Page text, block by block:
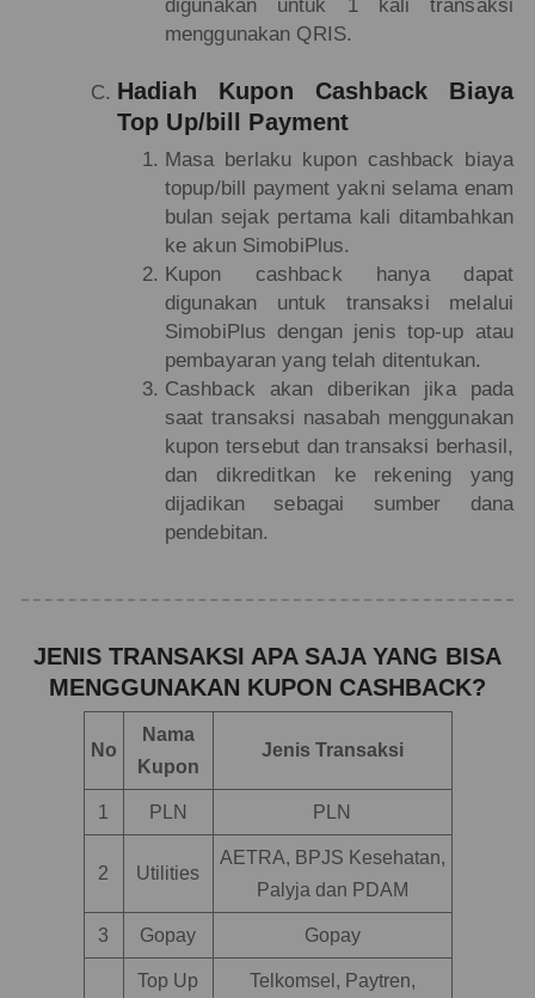
digunakan untuk 1 kali transaksi
menggunakan QRIS.
Hadiah Kupon Cashback Biaya
Top Up/bill Payment
Masa berlaku kupon cashback biaya
topup/bill payment yakni selama enam
bulan sejak pertama kali ditambahkan
ke akun SimobiPlus.
Kupon cashback hanya dapat
digunakan untuk transaksi melalui
SimobiPlus dengan jenis top-up atau
pembayaran yang telah ditentukan.
Cashback akan diberikan jika pada
saat transaksi nasabah menggunakan
kupon tersebut dan transaksi berhasil,
dan dikreditkan ke rekening yang
dijadikan sebagai sumber dana
pendebitan.
JENIS TRANSAKSI APA SAJA YANG BISA
MENGGUNAKAN KUPON CASHBACK?
No
Nama
Kupon
Jenis Transaksi
1 PLN PLN
2 Utilities
AETRA, BPJS Kesehatan,
Palyja dan PDAM
3 Gopay Gopay
Top Up
Telkomsel, Paytren,